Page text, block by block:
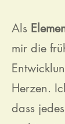
Als
mir die
Herzen.
dass